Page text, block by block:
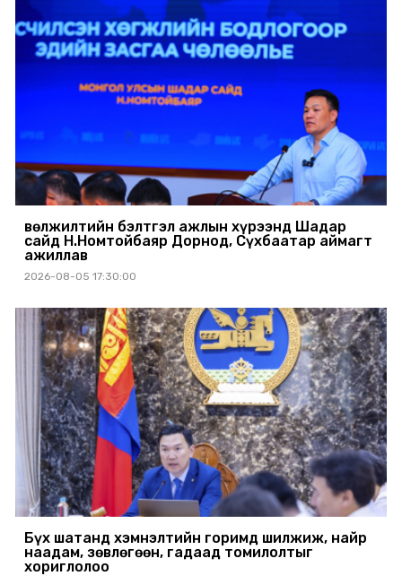
Өвөлжилтийн бэлтгэл ажлын хүрээнд Шадар
сайд Н.Номтойбаяр Дорнод, Сүхбаатар аймагт
ажиллав
2026-08-05 17:30:00
Бүх шатанд хэмнэлтийн горимд шилжиж, найр
наадам, зөвлөгөөн, гадаад томилолтыг
хориглолоо